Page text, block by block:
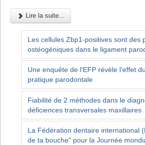
Lire la suite...
Les cellules Zbp1-positives sont des
ostéogéniques dans le ligament
Une enquête de l'EFP révèle l'effet
pratique parodontale
Fiabilité de 2 méthodes dans le
déficiences transversales maxillaires
La Fédération dentaire international
de ta bouche" pour la Journée